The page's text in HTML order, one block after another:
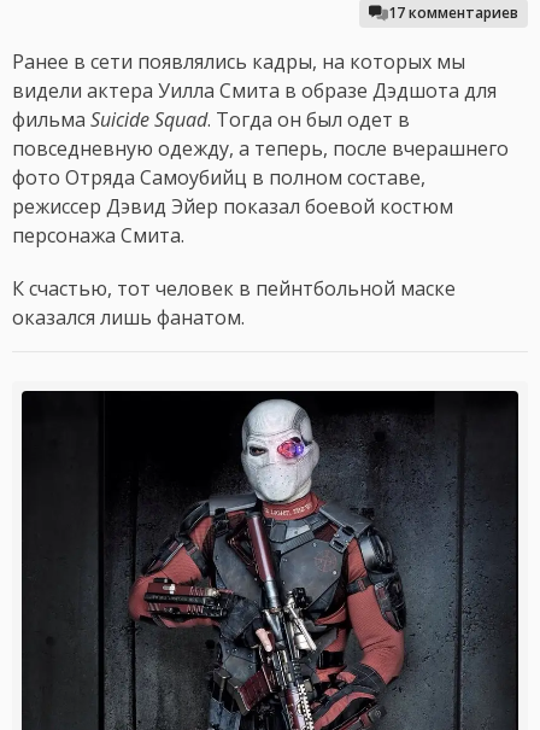
17 комментариев
Ранее в сети появлялись кадры, на которых мы
видели актера Уилла Смита в образе Дэдшота для
фильма Suicide Squad. Тогда он был одет в
повседневную одежду, а теперь, после вчерашнего
фото Отряда Самоубийц в полном составе,
режиссер Дэвид Эйер показал боевой костюм
персонажа Смита.
К счастью, тот человек в пейнтбольной маске
оказался лишь фанатом.